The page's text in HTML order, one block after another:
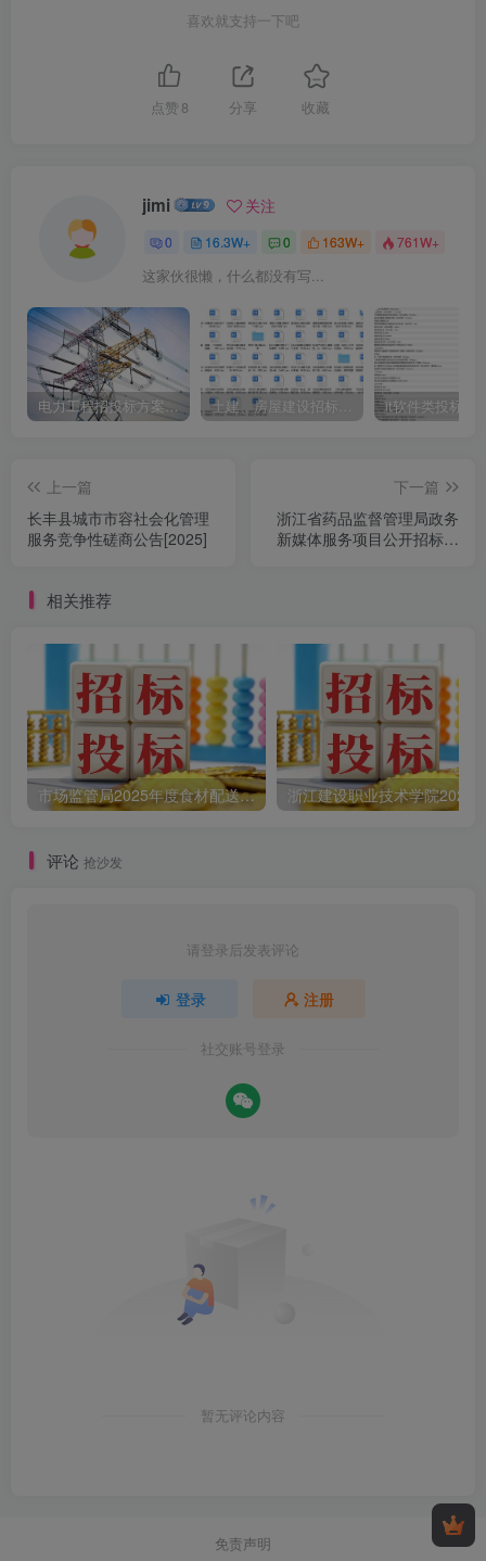
喜欢就支持一下吧
点赞 8 分享 收藏
jimi 关注
0 16.3W+ 0 163W+ 761W+
这家伙很懒，什么都没有写...
电力工程招投标方案模板 土建、房屋建设招标文件标书模板 it软件类投标书
上一篇
长丰县城市市容社会化管理
服务竞争性磋商公告[2025]
下一篇
浙江省药品监督管理局政务
新媒体服务项目公开招标公
相关推荐
市场监管局2025年度食材配送采购公告
评论 抢沙发
请登录后发表评论
登录 注册
社交账号登录
暂无评论内容
免责声明